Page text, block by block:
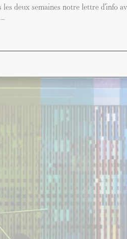
deux semaines notre lettre d’info